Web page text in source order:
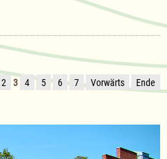
2 3 4 5 6 7 Vorwärts Ende